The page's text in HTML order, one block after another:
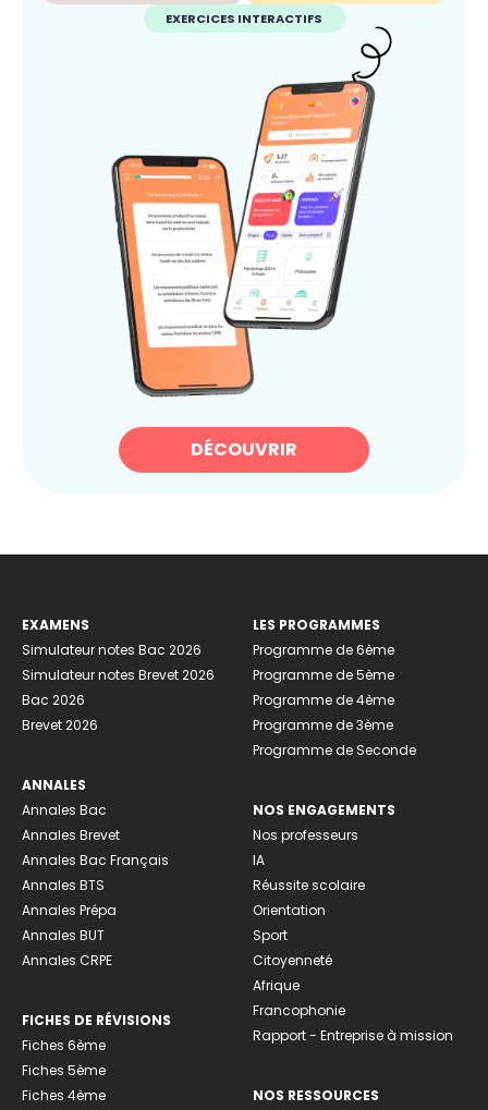
EXERCICES INTERACTIFS
DÉCOUVRIR
EXAMENS
Simulateur notes Bac 2026
Simulateur notes Brevet 2026
Bac 2026
Brevet 2026
ANNALES
Annales Bac
Annales Brevet
Annales Bac Français
Annales BTS
Annales Prépa
Annales BUT
Annales CRPE
FICHES DE RÉVISIONS
Fiches 6ème
Fiches 5ème
Fiches 4ème
LES PROGRAMMES
Programme de 6ème
Programme de 5ème
Programme de 4ème
Programme de 3ème
Programme de Seconde
NOS ENGAGEMENTS
Nos professeurs
IA
Réussite scolaire
Orientation
Sport
Citoyenneté
Afrique
Francophonie
Rapport - Entreprise à mission
NOS RESSOURCES